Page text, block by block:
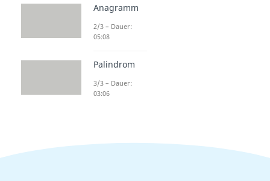
Anagramm
2/3 – Dauer:
05:08
Palindrom
3/3 – Dauer:
03:06